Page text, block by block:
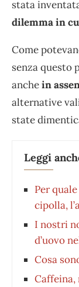
stata
dilemma in
Come
senza questo
anchein
alternative
state
Leggi
Per
cipolla,
I nostri
d’uovo
Cosa